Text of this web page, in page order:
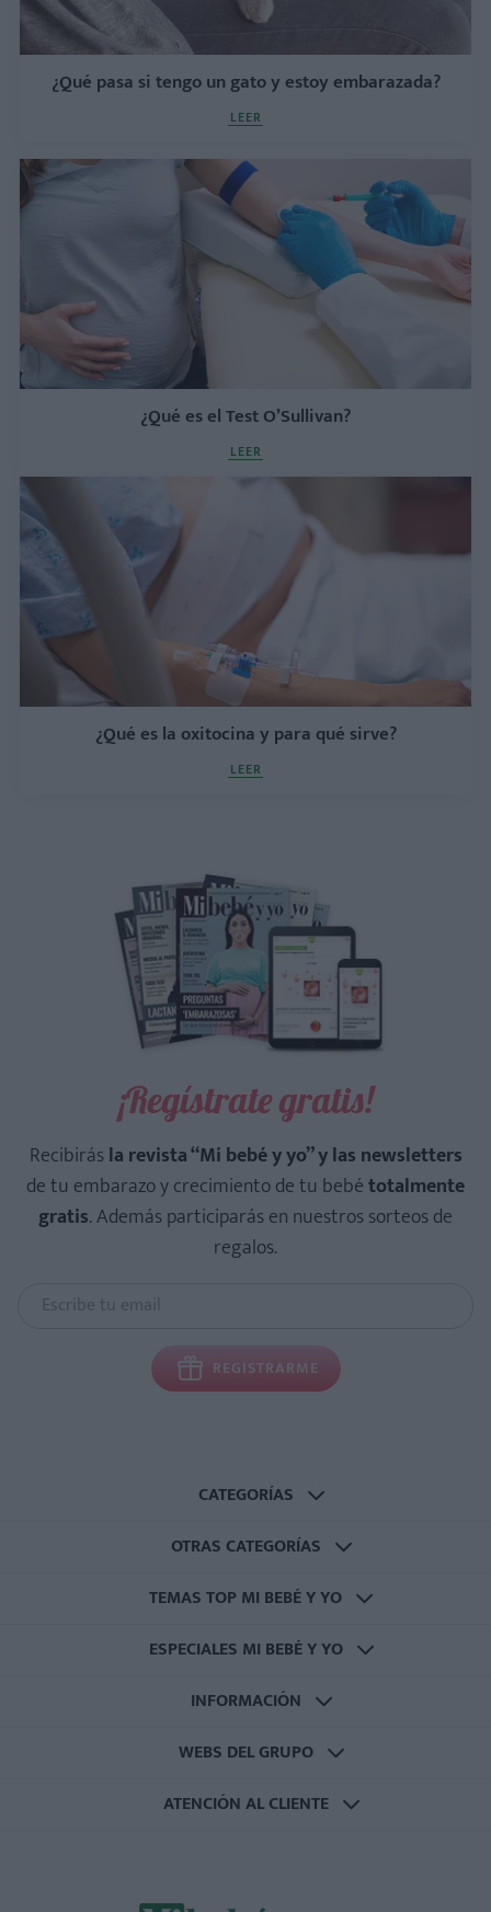
¿Qué pasa si tengo un gato y estoy embarazada?
LEER
¿Qué es el Test O’Sullivan?
LEER
¿Qué es la oxitocina y para qué sirve?
LEER
¡Regístrate gratis!
Recibirásla revista “Mi bebé y yo” y las newsletters
de tu embarazo y crecimiento de tu bebétotalmente
gratis. Además participarás en nuestros sorteos de
regalos.
REGISTRARME
CATEGORÍAS
OTRAS CATEGORÍAS
TEMAS TOP MI BEBÉ Y YO
ESPECIALES MI BEBÉ Y YO
INFORMACIÓN
WEBS DEL GRUPO
ATENCIÓN AL CLIENTE